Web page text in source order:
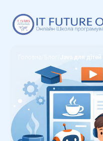
Головна Java для